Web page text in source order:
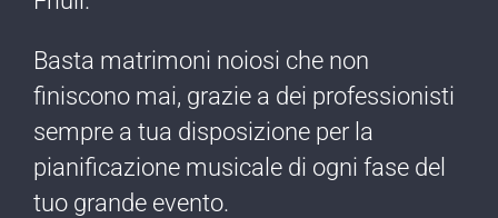
Basta matrimoni noiosi che non
finiscono mai, grazie a dei professionisti
sempre a tua disposizione per la
pianificazione musicale di ogni fase del
tuo grande evento.